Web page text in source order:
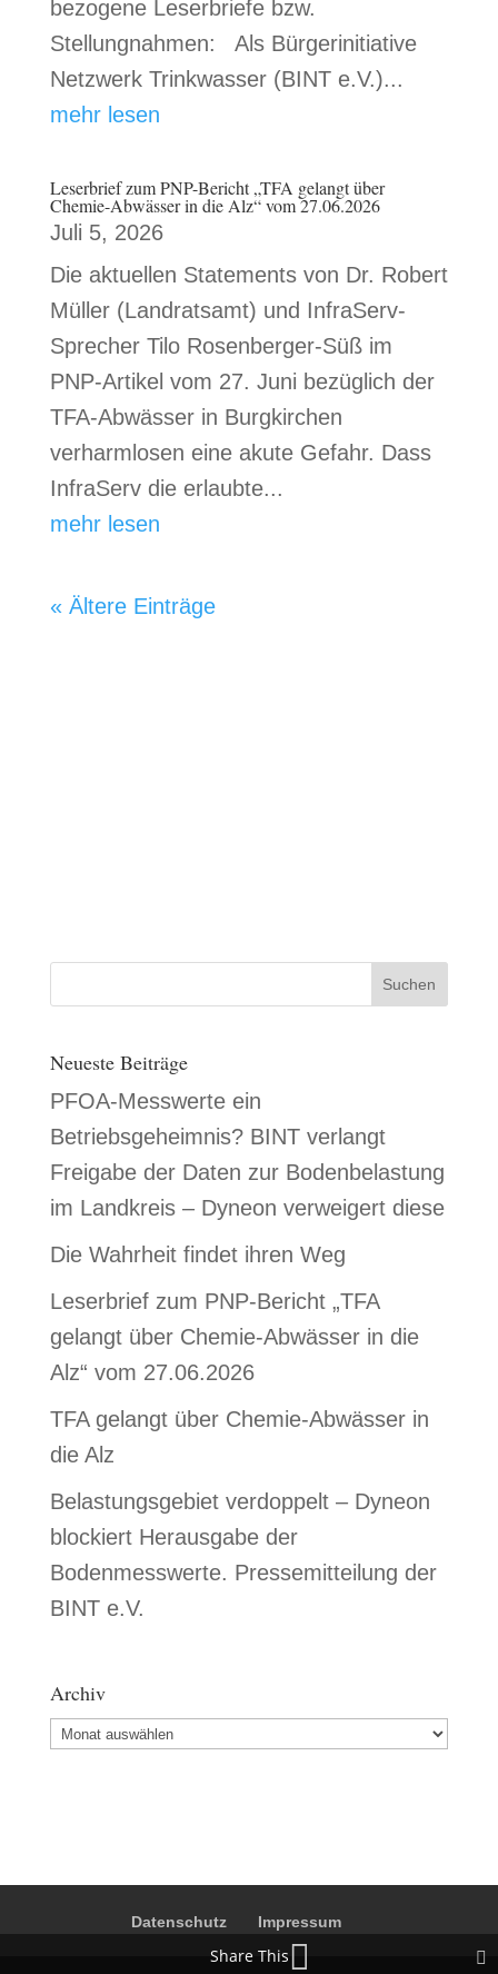
bezogene Leserbriefe bzw.
Stellungnahmen: Als Bürgerinitiative
Netzwerk Trinkwasser (BINT e.V.)...
mehr lesen
Leserbrief zum PNP-Bericht „TFA gelangt über
Chemie-Abwässer in die Alz“ vom 27.06.2026
Juli 5, 2026
Die aktuellen Statements von Dr. Robert
Müller (Landratsamt) und InfraServ-
Sprecher Tilo Rosenberger-Süß im
PNP-Artikel vom 27. Juni bezüglich der
TFA-Abwässer in Burgkirchen
verharmlosen eine akute Gefahr. Dass
InfraServ die erlaubte...
mehr lesen
« Ältere Einträge
Neueste Beiträge
PFOA-Messwerte ein
Betriebsgeheimnis? BINT verlangt
Freigabe der Daten zur Bodenbelastung
im Landkreis – Dyneon verweigert diese
Die Wahrheit findet ihren Weg
Leserbrief zum PNP-Bericht „TFA
gelangt über Chemie-Abwässer in die
Alz“ vom 27.06.2026
TFA gelangt über Chemie-Abwässer in
die Alz
Belastungsgebiet verdoppelt – Dyneon
blockiert Herausgabe der
Bodenmesswerte. Pressemitteilung der
BINT e.V.
Archiv
Archiv
Datenschutz Impressum
Share This